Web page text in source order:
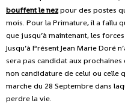
bouffent le nezpour des postes
mois. Pour la Primature, il a fallu
que jusqu’à maintenant, les
Jusqu’à Présent Jean Marie Doré
sera pas candidat aux prochaines
non candidature de celui ou celle
marche du 28 Septembre dans
perdre la vie.